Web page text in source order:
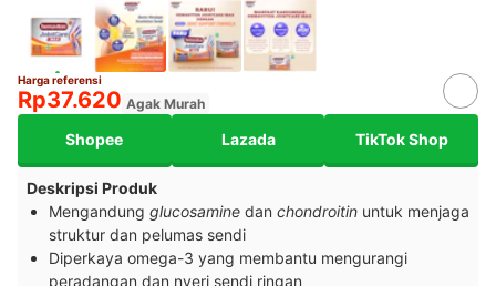
Harga referensi
Rp37.620 Agak Murah
Shopee Lazada TikTok Shop
Deskripsi Produk
Mengandung glucosamine dan chondroitin untuk menjaga
struktur dan pelumas sendi
Diperkaya omega-3 yang membantu mengurangi
peradangan dan nyeri sendi ringan